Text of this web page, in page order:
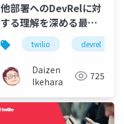
他部署へのDevRelに対
する理解を深める最善
の方法とは？ - トラッ
クジャケットワークシ
ョップにみる社内での
開発体験プログラム
twilio devrel
Daizen
Ikehara
725